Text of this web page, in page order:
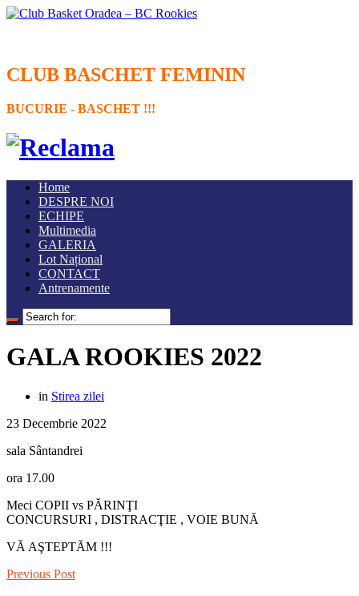
CLUB BASCHET FEMININ
BUCURIE - BASCHET !!!
Home
DESPRE NOI
ECHIPE
Multimedia
GALERIA
Lot Național
CONTACT
Antrenamente
GALA ROOKIES 2022
in Stirea zilei
23 Decembrie 2022
sala Sântandrei
ora 17.00
Meci COPII vs PĂRINŢI
CONCURSURI , DISTRACŢIE , VOIE BUNĂ
VĂ AŞTEPTĂM !!!
Previous Post